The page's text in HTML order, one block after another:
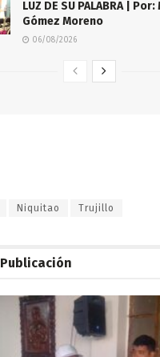
LUZ DE SU PALABRA |
Gómez Moreno
06/08/2026
Niquitao Trujillo
Publicación